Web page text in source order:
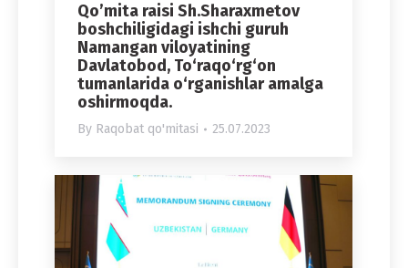
Qo’mita raisi Sh.Sharaxmetov
boshchiligidagi ishchi guruh
Namangan viloyatining
Davlatobod, To‘raqo‘rg‘on
tumanlarida o‘rganishlar amalga
oshirmoqda.
By Raqobat qo'mitasi 25.07.2023